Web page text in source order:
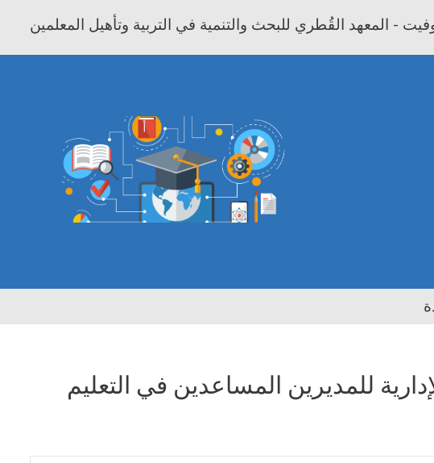
- المعهد القُطري للبحث والتنمية في التربية وتأهيل المعلمين
للمديرين المساعدين في التعليم